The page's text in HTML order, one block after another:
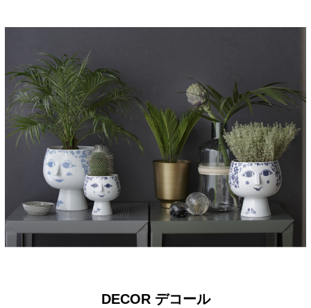
DECOR デコール